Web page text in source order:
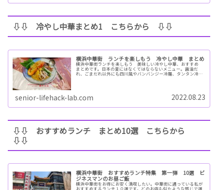
⇩⇩ 冷やし中華まとめ1 こちらから ⇩⇩
横浜中華街 ランチを楽しもう 冷やし中華 まとめ
横浜中華街ランチを楽しもう 美味しい冷やし中華、おすすめ
まとめです。日本の夏にはなくてはならないメニュー。醤油だ
れ、ごまだれ以外にも四川風やバンバンジー冷麺、タンタン冷麺
senior-lifehack-lab.com 2022.08.23
⇩⇩ おすすめランチ まとめ10選 こちらから
⇩⇩
横浜中華街 おすすめランチ特集 第一弾 10選 ビ
ジネスマンのお昼ご飯
横浜中華街をお得にお安く満喫したい。中華街に通っている私が
おすすめするランチ１０選です。どのお店も似たような感じで選